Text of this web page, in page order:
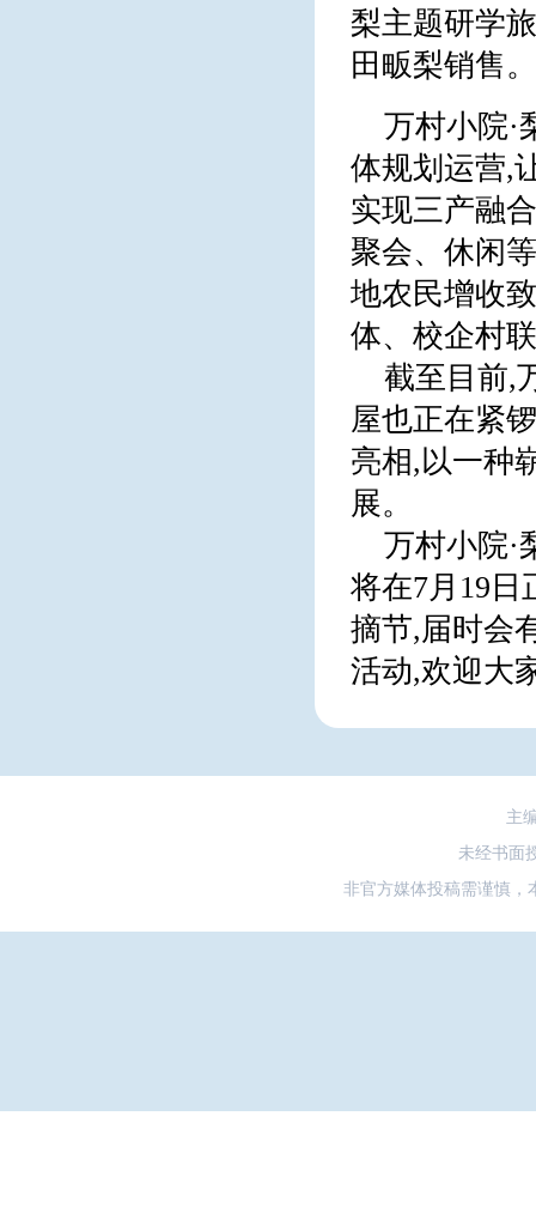
梨主题研学
田畈梨销售
万村小院·
体规划运营,
实现三产融
聚会、休闲
地农民增收
体、校企村
截至目前,
屋也正在紧
亮相,以一种
展。
万村小院·
将在7月19
摘节,届时会
活动,欢迎大
主
未经书面
非官方媒体投稿需谨慎，